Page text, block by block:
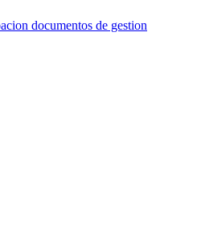
documentos de gestion